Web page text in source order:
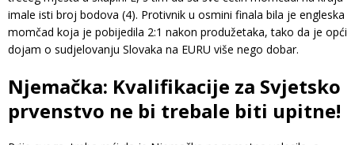
imale isti broj bodova (4). Protivnik u osmini finala bila je engleska
momčad koja je pobijedila 2:1 nakon produžetaka, tako da je opći
dojam o sudjelovanju Slovaka na EURU više nego dobar.
Njemačka: Kvalifikacije za Svjetsko
prvenstvo ne bi trebale biti upitne!